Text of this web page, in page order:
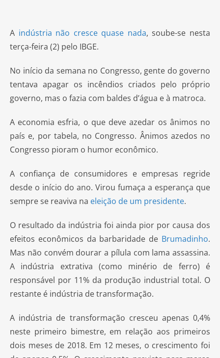
A indústria não cresce quase nada, soube-se nesta
terça-feira (2) pelo IBGE.
No início da semana no Congresso, gente do governo
tentava apagar os incêndios criados pelo próprio
governo, mas o fazia com baldes d’água e à matroca.
A economia esfria, o que deve azedar os ânimos no
país e, por tabela, no Congresso. Ânimos azedos no
Congresso pioram o humor econômico.
A confiança de consumidores e empresas regride
desde o início do ano. Virou fumaça a esperança que
sempre se reaviva na eleição de um presidente.
O resultado da indústria foi ainda pior por causa dos
efeitos econômicos da barbaridade de Brumadinho.
Mas não convém dourar a pílula com lama assassina.
A indústria extrativa (como minério de ferro) é
responsável por 11% da produção industrial total. O
restante é indústria de transformação.
A indústria de transformação cresceu apenas 0,4%
neste primeiro bimestre, em relação aos primeiros
dois meses de 2018. Em 12 meses, o crescimento foi